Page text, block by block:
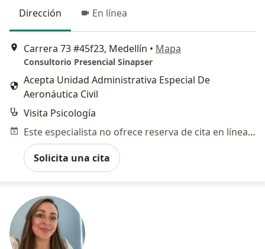
Dirección En línea
Carrera 73 #45f23, Medellín • Mapa
Consultorio Presencial Sinapser
Acepta Unidad Administrativa Especial De
Aeronáutica Civil
Visita Psicología
Este especialista no ofrece reserva de cita en línea en esta dirección.
Solicita una cita